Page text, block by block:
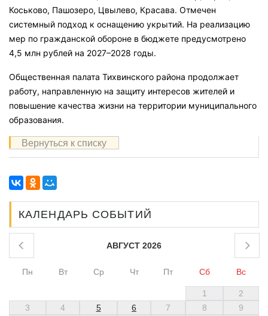
Коськово, Пашозеро, Цвылево, Красава. Отмечен
системный подход к оснащению укрытий. На реализацию
мер по гражданской обороне в бюджете предусмотрено
4,5 млн рублей на 2027–2028 годы.
Общественная палата Тихвинского района продолжает
работу, направленную на защиту интересов жителей и
повышение качества жизни на территории муниципального
образования.
Вернуться к списку
КАЛЕНДАРЬ СОБЫТИЙ
АВГУСТ 2026
Пн Вт Ср Чт Пт Сб Вс
1
2
3
4 5 6 7 8
9